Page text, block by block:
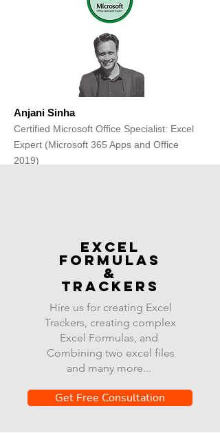
Anjani Sinha
Certified Microsoft Office Specialist: Excel
Expert (Microsoft 365 Apps and Office
2019)
Excel
FOrmulas
&
Trackers
Hire us for creating Excel
Trackers, creating complex
Excel Formulas, and
Combining two excel files
and many more...
Get Free Consultation